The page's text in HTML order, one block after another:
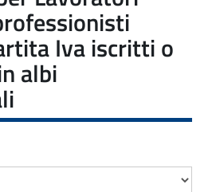
Iva iscritti o
albi